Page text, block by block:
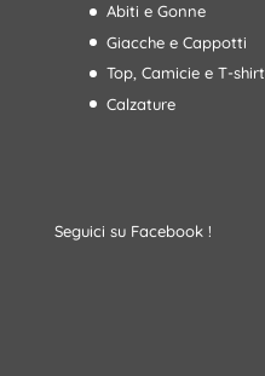
Abiti e Gonne
Giacche e Cappotti
Top, Camicie e T-shirt
Calzature
Seguici su Facebook !